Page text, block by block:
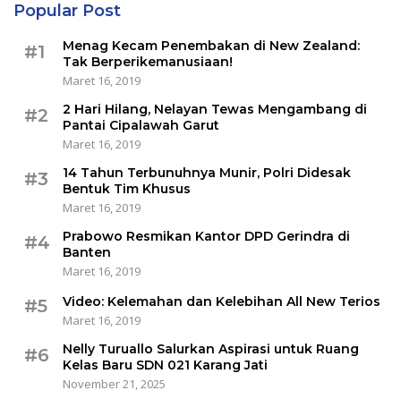
Popular Post
#1
Menag Kecam Penembakan di New Zealand:
Tak Berperikemanusiaan!
Maret 16, 2019
#2
2 Hari Hilang, Nelayan Tewas Mengambang di
Pantai Cipalawah Garut
Maret 16, 2019
#3
14 Tahun Terbunuhnya Munir, Polri Didesak
Bentuk Tim Khusus
Maret 16, 2019
#4
Prabowo Resmikan Kantor DPD Gerindra di
Banten
Maret 16, 2019
#5
Video: Kelemahan dan Kelebihan All New Terios
Maret 16, 2019
#6
Nelly Turuallo Salurkan Aspirasi untuk Ruang
Kelas Baru SDN 021 Karang Jati
November 21, 2025